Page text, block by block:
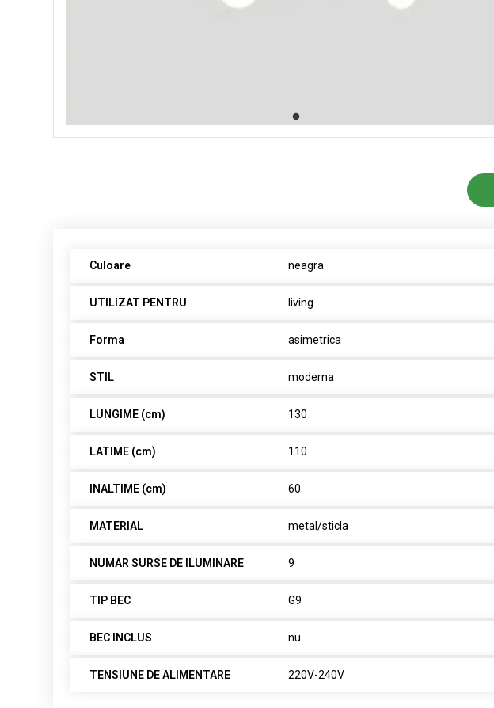
Culoare neagra
UTILIZAT PENTRU living
Forma asimetrica
STIL moderna
LUNGIME (cm) 130
LATIME (cm) 110
INALTIME (cm) 60
MATERIAL metal/sticla
NUMAR SURSE DE ILUMINARE 9
TIP BEC G9
BEC INCLUS nu
TENSIUNE DE ALIMENTARE 220V-240V